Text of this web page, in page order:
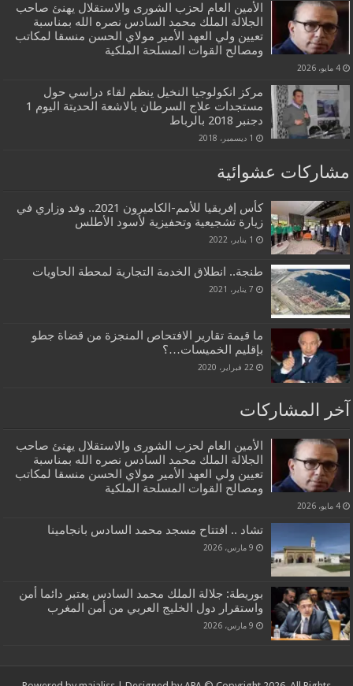
الأمين العام لحزب الشورى والاستقلال يهنئ صاحب
الجلالة الملك محمد السادس نصره الله بمناسبة
تعيين ولي العهد الأمير مولاي الحسن منسقا لمكاتب
ومصالح القوات المسلحة الملكية
4 مايو، 2026
مركز انكولوجيا النخيل ينظم لقاء دراسي حول
مستجدات علاج السرطان بالاشعة الحديتة اليوم 1
دجنبر 2018 بالرباط
1 ديسمبر، 2018
مشاركات عشوائية
كأس إفريقيا للأمم-الكاميرون 2021.. وفد وزاري في
زيارة تشجيعية وتحفيزية لأسود الأطلس
1 يناير، 2022
طنجة.. انطلاق الخدمة التجارية لمحطة الحاويات
7 يناير، 2021
ما قيمة تقارير الافتحاص المنجزة من قضاة جطو
بإقليم الخميسات…؟‎
22 فبراير، 2020
آخر المشاركات
الأمين العام لحزب الشورى والاستقلال يهنئ صاحب
الجلالة الملك محمد السادس نصره الله بمناسبة
تعيين ولي العهد الأمير مولاي الحسن منسقا لمكاتب
ومصالح القوات المسلحة الملكية
4 مايو، 2026
تشاد .. افتتاح مسجد محمد السادس بانجامينا
9 مارس، 2026
بوريطة: جلالة الملك محمد السادس يعتبر دائما أمن
واستقرار دول الخليج العربي من أمن المغرب
9 مارس، 2026